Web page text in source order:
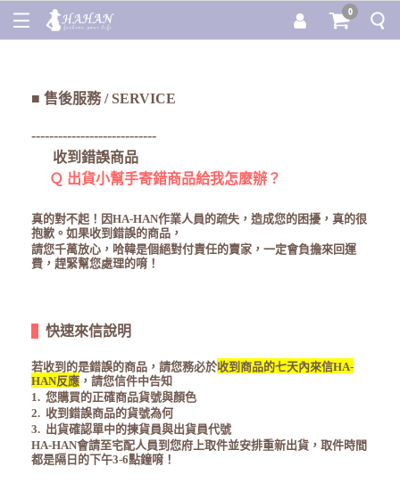
0
■ 售後服務 / SERVICE
----------------------------
收到錯誤商品
Ｑ 出貨小幫手寄錯商品給我怎麼辦？
真的對不起！因HA-HAN作業人員的疏失，造成您的困擾，真的很
抱歉。如果收到錯誤的商品，
請您千萬放心，哈韓是個絕對付責任的賣家，一定會負擔來回運
費，趕緊幫您處理的唷！
快速來信說明
若收到的是錯誤的商品，請您務必於收到商品的七天內來信HA-
HAN反應，請您信件中告知
1. 您購買的正確商品貨號與顏色
2. 收到錯誤商品的貨號為何
3. 出貨確認單中的揀貨員與出貨員代號
HA-HAN會請至宅配人員到您府上取件並安排重新出貨，取件時間
都是隔日的下午3-6點鐘唷！